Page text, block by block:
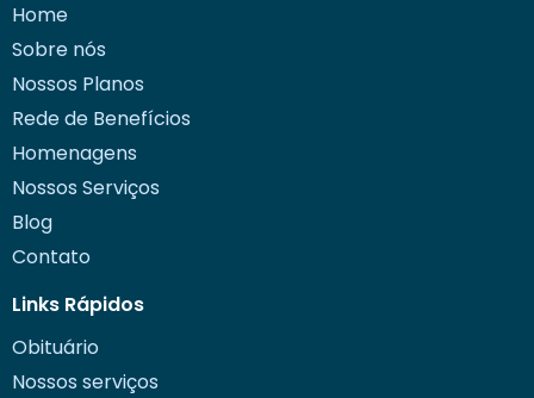
Home
Sobre nós
Nossos Planos
Rede de Benefícios
Homenagens
Nossos Serviços
Blog
Contato
Links Rápidos
Obituário
Nossos serviços